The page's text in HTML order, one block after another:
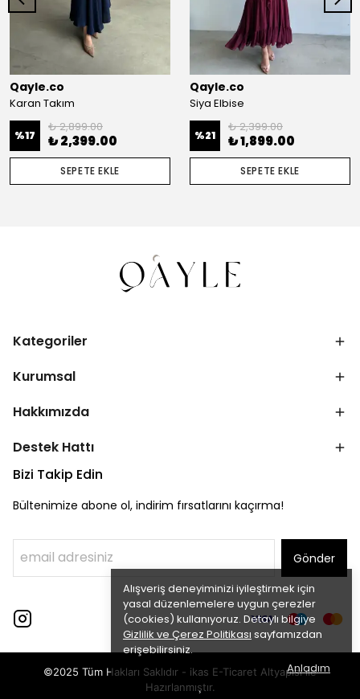
Alışveriş deneyiminizi iyileştirmek için
yasal düzenlemelere uygun çerezler
(cookies) kullanıyoruz. Detaylı bilgiye
Gizlilik ve Çerez Politikası sayfamızdan
erişebilirsiniz.
Anladım
Qayle.co
Karan Takım
%17
₺ 2,899.00
₺ 2,399.00
SEPETE EKLE
Qayle.co
Siya Elbise
%21
₺ 2,399.00
₺ 1,899.00
SEPETE EKLE
Kategoriler
Kurumsal
Hakkımızda
Destek Hattı
Bizi Takip Edin
Bültenimize abone ol, indirim fırsatlarını kaçırma!
Gönder
©2025 Tüm Hakları Saklıdır - ikas E-Ticaret Altyapısı ile
Hazırlanmıştır.